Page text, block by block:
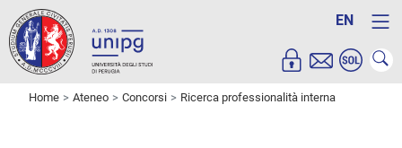
EN
Home Ateneo Concorsi Ricerca professionalità interna